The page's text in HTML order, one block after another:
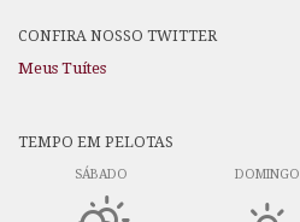
CONFIRA NOSSO TWITTER
Meus Tuítes
TEMPO EM PELOTAS
SÁBADO DOMINGO